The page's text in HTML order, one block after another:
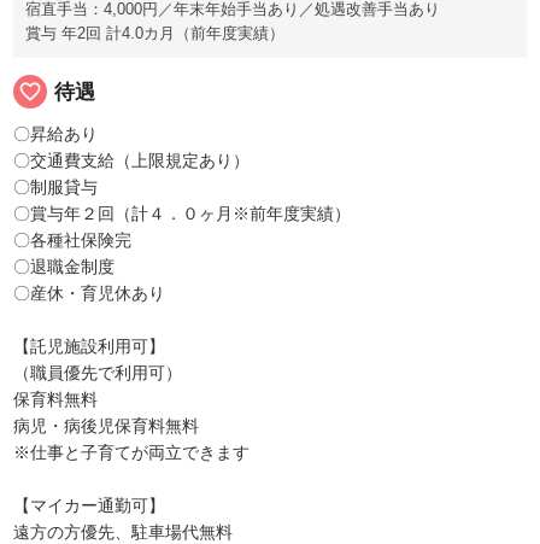
宿直手当：4,000円／年末年始手当あり／処遇改善手当あり
賞与 年2回 計4.0カ月（前年度実績）
favorite_border 待遇
〇昇給あり
〇交通費支給（上限規定あり）
〇制服貸与
〇賞与年２回（計４．０ヶ月※前年度実績）
〇各種社保険完
〇退職金制度
〇産休・育児休あり
【託児施設利用可】
（職員優先で利用可）
保育料無料
病児・病後児保育料無料
※仕事と子育てが両立できます
【マイカー通勤可】
遠方の方優先、駐車場代無料